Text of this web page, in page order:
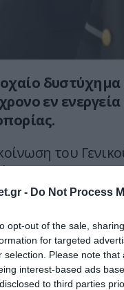
- Do Not Process
opt-out of the sale,
for targeted
selection. Please note
interest-based ads
to third parties
εν
του
(ΜΤ) Ι.Μ., που
στο
όπου